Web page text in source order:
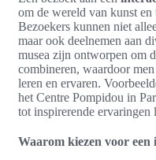
om de wereld van kunst
Bezoekers kunnen niet
maar ook deelnemen aan
musea zijn ontworpen om
combineren, waardoor
leren en ervaren.
het Centre Pompidou in
tot inspirerende ervaringen
Waarom kiezen voor een